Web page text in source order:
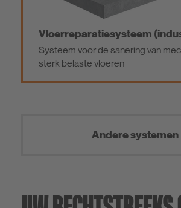
Vloerreparatiesysteem
Systeem voor de sanering van
sterk belaste vloeren
Andere systemen